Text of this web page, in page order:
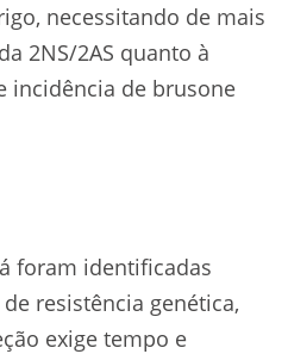
necessitando de mais
2NS/2AS quanto à
incidência de brusone
foram identificadas
resistência genética,
exige tempo e